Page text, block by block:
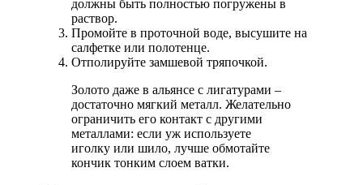
должны быть полностью погружены в
раствор.
Промойте в проточной воде, высушите на
салфетке или полотенце.
Отполируйте замшевой тряпочкой.
Золото даже в альянсе с лигатурами –
достаточно мягкий металл. Желательно
ограничить его контакт с другими
металлами: если уж используете
иголку или шило, лучше обмотайте
кончик тонким слоем ватки.